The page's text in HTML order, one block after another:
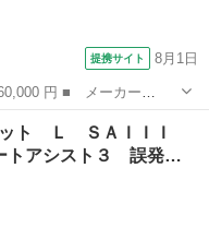
提携サイト 8月1日
レード名： Ｌ ／盗難
／タイミングチェーン ■
ト Ｌ ＳＡＩＩＩ
アシスト３ 誤発